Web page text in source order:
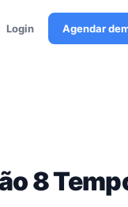
Login Agendar
8